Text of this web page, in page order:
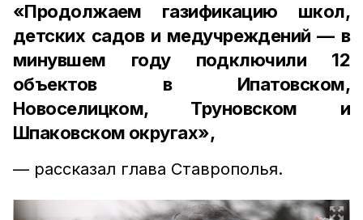
«Продолжаем газификацию школ,
детских садов и медучреждений — в
минувшем году подключили 12
объектов в Ипатовском,
Новоселицком, Труновском и
Шпаковском округах»,
— рассказал глава Ставрополья.